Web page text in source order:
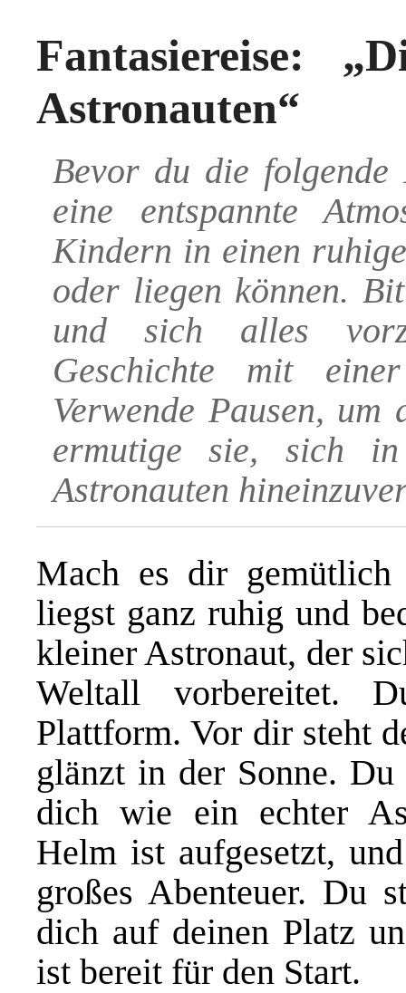
Fantasiereise:
Astronauten“
Bevor du die folgende
eine entspannte
Kindern in einen
oder liegen können.
und sich alles
Geschichte mit
Verwende Pausen, um
ermutige sie, sich
Astronauten
Mach es dir
liegst ganz ruhig und
kleiner Astronaut, der
Weltall vorbereitet.
Plattform. Vor dir steht
glänzt in der Sonne. Du
dich wie ein echter
Helm ist aufgesetzt,
großes Abenteuer. Du
dich auf deinen Platz
ist bereit für den Start.